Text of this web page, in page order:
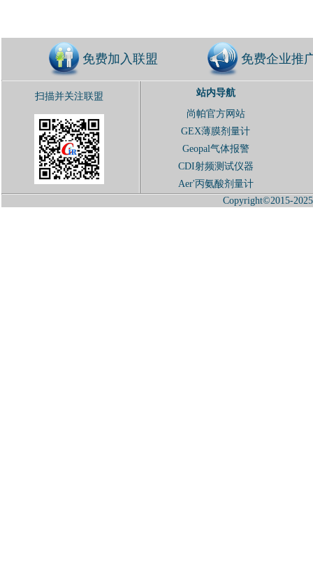
免费加入联盟 免费企业推
扫描并关注联盟
站内导航
尚帕官方网站
GEX薄膜剂量计
Geopal气体报警
CDI射频测试仪器
Aer'丙氨酸剂量计
Copyright©2015-